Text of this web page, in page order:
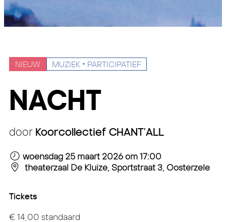
NIEUW MUZIEK PARTICIPATIEF
NACHT
door Koorcollectief CHANT'ALL
woensdag 25 maart 2026om 17:00
theaterzaal De Kluize, Sportstraat 3, Oosterzele
Tickets
€ 14,00 standaard